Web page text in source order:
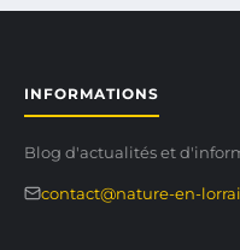
INFORMATIONS
Blog d'actualités et
contact@nature-en-